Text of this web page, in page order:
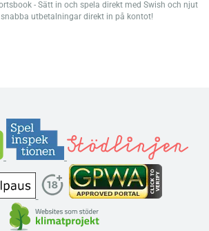
- Sätt in och spela direkt med Swish och njut
utbetalningar direkt in på kontot!